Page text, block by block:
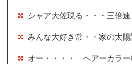
シャア大佐現る・・・三倍
みんな大好き常・・家の太
オー・・・・ ヘアーカラー